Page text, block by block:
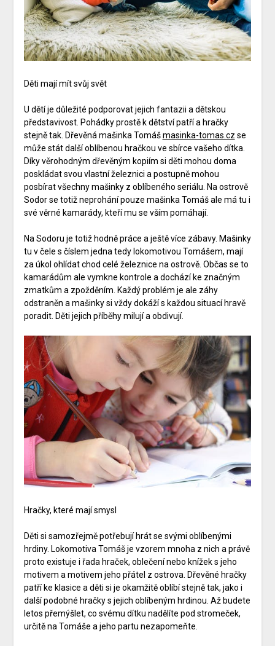
Děti mají mít svůj svět
U dětí je důležité podporovat jejich fantazii a dětskou
představivost. Pohádky prostě k dětství patří a hračky
stejně tak. Dřevěná mašinka Tomášmasinka-tomas.cz se
může stát další oblíbenou hračkou ve sbírce vašeho dítka.
Díky věrohodným dřevěným kopiím si děti mohou doma
poskládat svou vlastní železnici a postupně mohou
posbírat všechny mašinky z oblíbeného seriálu. Na ostrově
Sodor se totiž neprohání pouze mašinka Tomáš ale má tu i
své věrné kamarády, kteří mu se vším pomáhají.
Na Sodoru je totiž hodně práce a ještě více zábavy. Mašinky
tu v čele s číslem jedna tedy lokomotivou Tomášem, mají
za úkol ohlídat chod celé železnice na ostrově. Občas se to
kamarádům ale vymkne kontrole a dochází ke značným
zmatkům a zpožděním. Každý problém je ale záhy
odstraněn a mašinky si vždy dokáží s každou situací hravě
poradit. Děti jejich příběhy milují a obdivují.
Hračky, které mají smysl
Děti si samozřejmě potřebují hrát se svými oblíbenými
hrdiny. Lokomotiva Tomáš je vzorem mnoha z nich a právě
proto existuje i řada hraček, oblečení nebo knížek s jeho
motivem a motivem jeho přátel z ostrova. Dřevěné hračky
patří ke klasice a děti si je okamžitě oblíbí stejně tak, jako i
další podobné hračky s jejich oblíbeným hrdinou. Až budete
letos přemýšlet, co svému dítku nadělíte pod stromeček,
určitě na Tomáše a jeho partu nezapomeňte.